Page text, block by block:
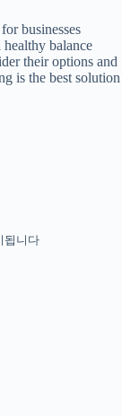
businesses
balance
their options and
is the best solution
됩니다